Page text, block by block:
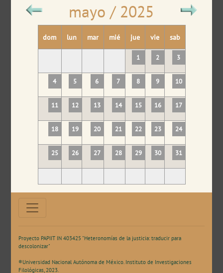
mayo / 2025
dom lun mar mié jue vie sab
1 2 3
4 5 6 7 8 9 10
11 12 13 14 15 16 17
18 19 20 21 22 23 24
25 26 27 28 29 30 31
Proyecto PAPIIT IN 403425 "Heteronomías de la justicia: traducir para
descolonizar"
®Universidad Nacional Autónoma de México. Instituto de Investigaciones
Filológicas, 2023.